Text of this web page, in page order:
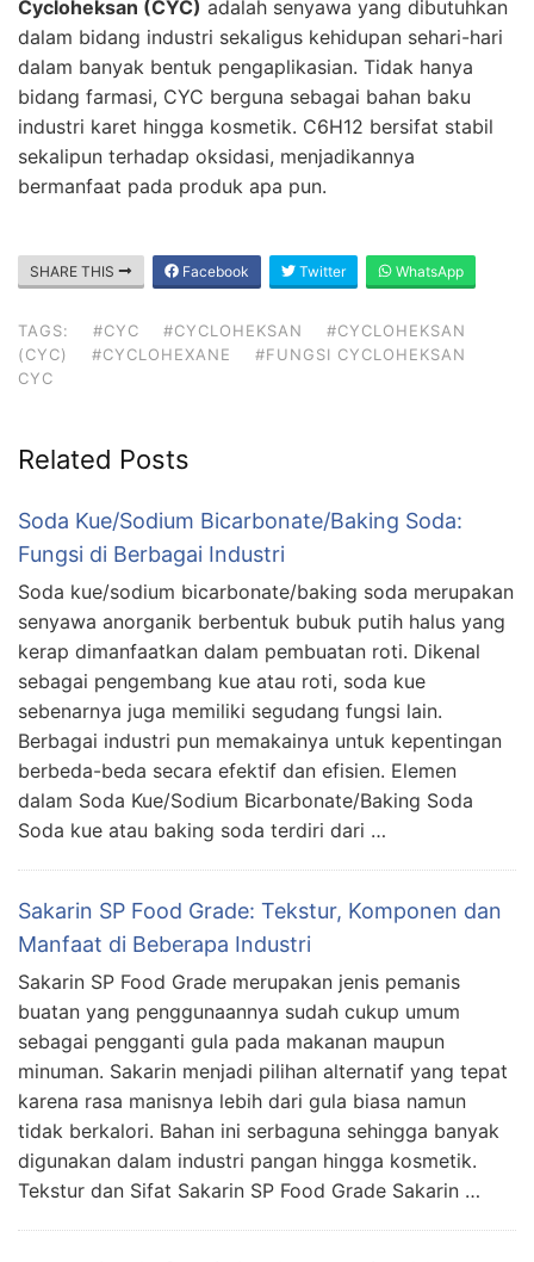
Cycloheksan (CYC) adalah senyawa yang dibutuhkan
dalam bidang industri sekaligus kehidupan sehari-hari
dalam banyak bentuk pengaplikasian. Tidak hanya
bidang farmasi, CYC berguna sebagai bahan baku
industri karet hingga kosmetik. C6H12 bersifat stabil
sekalipun terhadap oksidasi, menjadikannya
bermanfaat pada produk apa pun.
SHARE THIS Facebook Twitter WhatsApp
TAGS: #CYC #CYCLOHEKSAN
#CYCLOHEKSAN
(CYC)
#CYCLOHEXANE
#FUNGSI CYCLOHEKSAN
CYC
Related Posts
Soda Kue/Sodium Bicarbonate/Baking Soda:
Fungsi di Berbagai Industri
Soda kue/sodium bicarbonate/baking soda merupakan
senyawa anorganik berbentuk bubuk putih halus yang
kerap dimanfaatkan dalam pembuatan roti. Dikenal
sebagai pengembang kue atau roti, soda kue
sebenarnya juga memiliki segudang fungsi lain.
Berbagai industri pun memakainya untuk kepentingan
berbeda-beda secara efektif dan efisien. Elemen
dalam Soda Kue/Sodium Bicarbonate/Baking Soda
Soda kue atau baking soda terdiri dari …
Sakarin SP Food Grade: Tekstur, Komponen dan
Manfaat di Beberapa Industri
Sakarin SP Food Grade merupakan jenis pemanis
buatan yang penggunaannya sudah cukup umum
sebagai pengganti gula pada makanan maupun
minuman. Sakarin menjadi pilihan alternatif yang tepat
karena rasa manisnya lebih dari gula biasa namun
tidak berkalori. Bahan ini serbaguna sehingga banyak
digunakan dalam industri pangan hingga kosmetik.
Tekstur dan Sifat Sakarin SP Food Grade Sakarin …